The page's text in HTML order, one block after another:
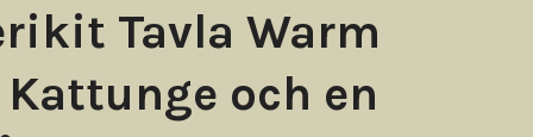
Tavla Warm
Kattunge och en